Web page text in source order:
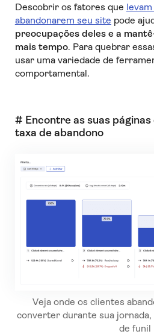
Descobrir os fatores que
abandonarem seu site pode
preocupações deles e a
mais tempo. Para quebrar
usar uma variedade de
comportamental.
# Encontre as suas
taxa de abandono
Veja onde os clientes
converter durante sua jornada,
de funil